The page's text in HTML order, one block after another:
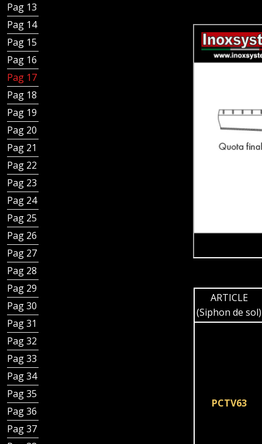
Pag 13 - Caniveaux à fente bords droits
Pag 14 - Siphons de sol pour caniveaux à fente
Pag 15 - Différents siphons de sol
Pag 16 - Caniveaux à grille
Pag 17 - Siphons de sol pour caniveaux à grille
Pag 18 - Lignes standard avec grille - sortie verticale
Pag 19 - Lignes standard avec grille - sortie horizontale
Pag 20 - Caniveaux à fente standard
Pag 21 - Caniveaux à fente réduite
Pag 22 - Couvercles de regard et grilles pour inspection
Pag 23 - Couvercles de regard avec siphon integré
Pag 24 - Profilés de finition sol et mur
Pag 25 - Profilés de finition sol et mur
Pag 26 - Platine d’étanchéité
Pag 27 - Platine d’étanchéité pour caniveaux
Pag 28 - Plis écrasés et platine d’ étanchéité
Pag 29 - Articles pour sols en PVC
Pag 30 - Accessoires
Pag 31 - Section des canaux Inoxsystem
Pag 32 - Lignes Caniveaux à fente
Pag 33 - Lignes Caniveaux à fente réduit
Pag 34 - Lignes Caniveau à grille modulaires
Pag 35 - Autres caniveau et accessoires
Pag 36 - Caniveau bord droit et fente centrale
Pag 37 - Caniveau bord droit et fente latéral
ARTICLE
(Siphon de sol)
PCTV63